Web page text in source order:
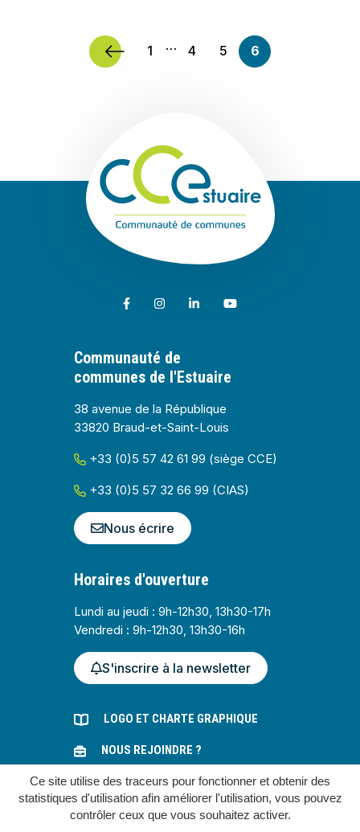
Ce site utilise des traceurs pour fonctionner et obtenir des
statistiques d'utilisation afin améliorer l'utilisation, vous pouvez
contrôler ceux que vous souhaitez activer.
1 … 4 5 6
Lien vers le compte Facebook
Lien vers le compte Instagram
Lien vers le compte Linkedin
Lien vers la chaîne
Communauté de
communes de l'Estuaire
38 avenue de la République
33820 Braud-et-Saint-Louis
+33 (0)5 57 42 61 99 (siège CCE)
+33 (0)5 57 32 66 99 (CIAS)
Nous écrire
Horaires d'ouverture
Lundi au jeudi : 9h-12h30, 13h30-17h
Vendredi : 9h-12h30, 13h30-16h
S'inscrire à la newsletter
LOGO ET CHARTE GRAPHIQUE
NOUS REJOINDRE ?
MARCHÉS PUBLICS